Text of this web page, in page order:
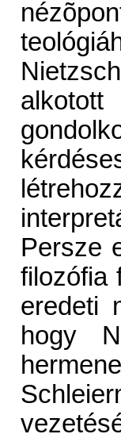
Persze
filozófia
eredeti
hogy